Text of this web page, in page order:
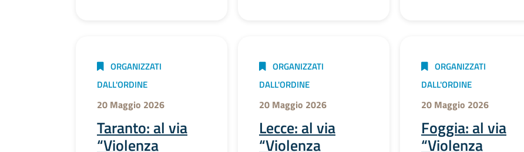
ORGANIZZATI
DALL'ORDINE
20 Maggio 2026
Taranto: al via
“Violenza
ORGANIZZATI
DALL'ORDINE
20 Maggio 2026
Lecce: al via
“Violenza
ORGANIZZATI
DALL'ORDINE
20 Maggio 2026
Foggia: al via
“Violenza